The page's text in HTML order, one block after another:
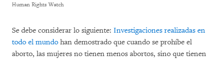
Human Rights Watch
Se debe considerar lo siguiente: Investigaciones realizadas en
todo el mundo han demostrado que cuando se prohíbe el
aborto, las mujeres no tienen menos abortos, sino que tienen